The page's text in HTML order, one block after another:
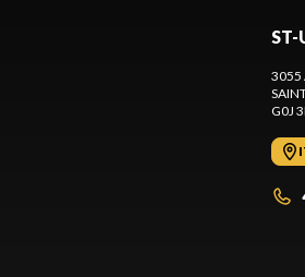
ST-
3055
G0J